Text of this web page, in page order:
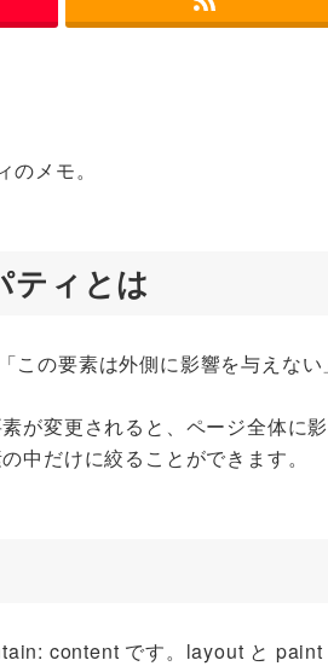
メモ。
ィとは
この要素は外側に影響を与えない
が変更されると、ページ全体に
中だけに絞ることができます。
content です。layout と